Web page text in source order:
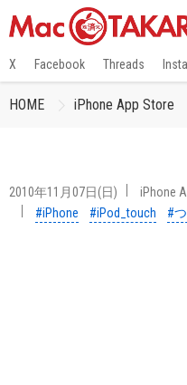
X Facebook Threads
HOME iPhone App Store
2010年11月07日(日)
iPhone
#iPhone
#iPod_touch #